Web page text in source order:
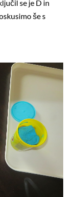
se je D in
še s